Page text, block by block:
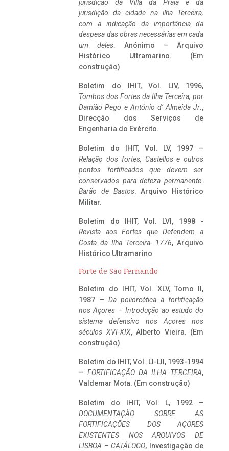
jurisdição da Villa da Praia e da
jurisdição da cidade na ilha Terceira,
com a indicação da importância da
despesa das obras necessárias em cada
um deles. Anónimo – Arquivo
Histórico Ultramarino. (Em
construção)
Boletim do IHIT, Vol. LIV, 1996,
Tombos dos Fortes da Ilha Terceira, por
Damião Pego e António d’ Almeida Jr.,
Direcção dos Serviços de
Engenharia do Exército.
Boletim do IHIT, Vol. LV, 1997 –
Relação dos fortes, Castellos e outros
pontos fortificados que devem ser
conservados para defeza permanente.
Barão de Bastos. Arquivo Histórico
Militar.
Boletim do IHIT, Vol. LVI, 1998 -
Revista aos Fortes que Defendem a
Costa da Ilha Terceira- 1776, Arquivo
Histórico Ultramarino
Forte de São Fernando
Boletim do IHIT, Vol. XLV, Tomo II,
1987 – Da poliorcética à fortificação
nos Açores – Introdução ao estudo do
sistema defensivo nos Açores nos
séculos XVI-XIX, Alberto Vieira. (Em
construção)
Boletim do IHIT, Vol. LI-LII, 1993-1994
– FORTIFICAÇÃO DA ILHA TERCEIRA,
Valdemar Mota. (Em construção)
Boletim do IHIT, Vol. L, 1992 –
DOCUMENTAÇÃO SOBRE AS
FORTIFICAÇÕES DOS AÇORES
EXISTENTES NOS ARQUIVOS DE
LISBOA – CATÁLOGO, Investigação de